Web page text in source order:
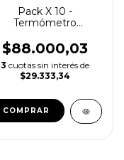
Pack X 10 -
Termómetro
Luft - Interior y
Exterior °c/°f
$88.000,03
3 cuotas sin interés de
$29.333,34